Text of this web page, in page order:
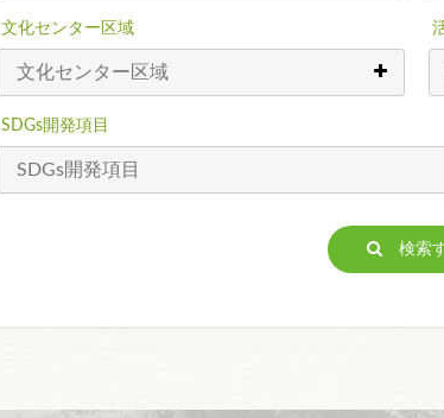
文化センター区域
SDGs開発項目
検索